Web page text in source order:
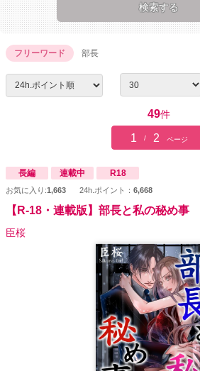
フリーワード 部長
49件
1 / 2 ページ
長編 連載中 R18
お気に入り:1,663 24h.ポイント： 6,668
【R-18・連載版】部長と私の秘め事
臣桜